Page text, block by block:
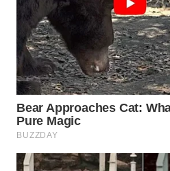
WALINKI
ID
MAWAKA
ID
MARTABAT
NET
PLN